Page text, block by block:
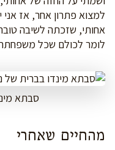
למצוא פתרון אחר, אז אני
אחותי, שזכתה לשיבה
לומר לכולם שכל
סבתא
מהחיים שאחרי